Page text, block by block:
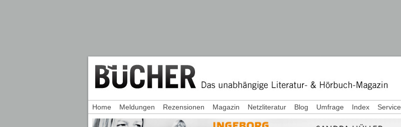
Home Meldungen Rezensionen Magazin Netzliteratur Blog Umfrage Index Service